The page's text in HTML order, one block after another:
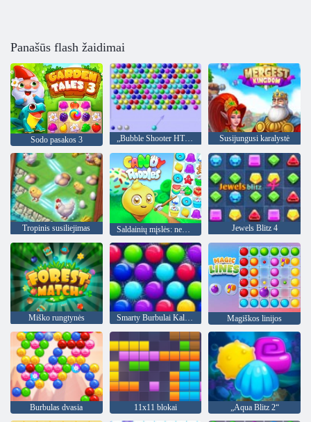
Panašūs flash žaidimai
Sodo pasakos 3 „Bubble Shooter HTML5“ Susijungusi karalystė
Tropinis susiliejimas Saldainių mįslės: nemokamos 3 varžybos Jewels Blitz 4
Miško rungtynės Smarty Burbulai Kalėdos Edition" Magiškos linijos
Burbulas dvasia 11x11 blokai „Aqua Blitz 2“